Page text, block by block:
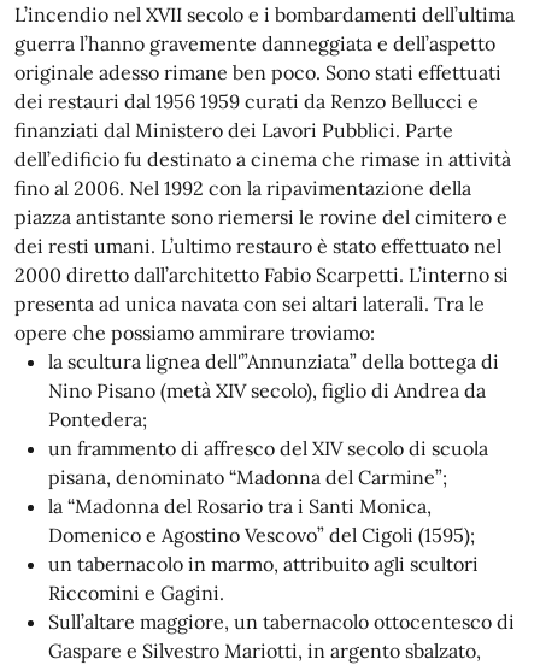
L’incendio nel XVII secolo e i bombardamenti dell’ultima
guerra l’hanno gravemente danneggiata e dell’aspetto
originale adesso rimane ben poco. Sono stati effettuati
dei restauri dal 1956 1959 curati da Renzo Bellucci e
finanziati dal Ministero dei Lavori Pubblici. Parte
dell’edificio fu destinato a cinema che rimase in attività
fino al 2006. Nel 1992 con la ripavimentazione della
piazza antistante sono riemersi le rovine del cimitero e
dei resti umani. L’ultimo restauro è stato effettuato nel
2000 diretto dall’architetto Fabio Scarpetti. L’interno si
presenta ad unica navata con sei altari laterali. Tra le
opere che possiamo ammirare troviamo:
la scultura lignea dell'”Annunziata” della bottega di
Nino Pisano (metà XIV secolo), figlio di Andrea da
Pontedera;
un frammento di affresco del XIV secolo di scuola
pisana, denominato “Madonna del Carmine”;
la “Madonna del Rosario tra i Santi Monica,
Domenico e Agostino Vescovo” del Cigoli (1595);
un tabernacolo in marmo, attribuito agli scultori
Riccomini e Gagini.
Sull’altare maggiore, un tabernacolo ottocentesco di
Gaspare e Silvestro Mariotti, in argento sbalzato,